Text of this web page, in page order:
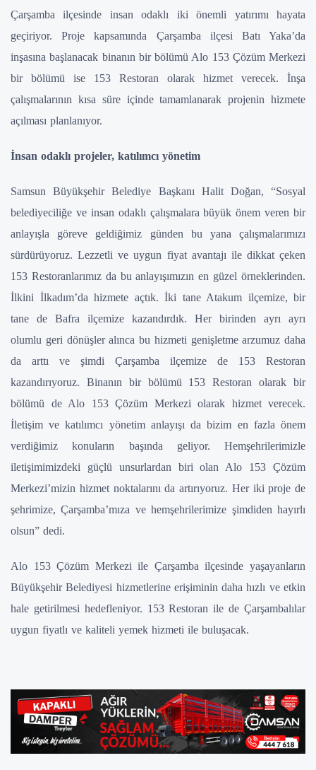
Çarşamba ilçesinde insan odaklı iki önemli yatırımı hayata
geçiriyor. Proje kapsamında Çarşamba ilçesi Batı Yaka’da
inşasına başlanacak binanın bir bölümü Alo 153 Çözüm Merkezi
bir bölümü ise 153 Restoran olarak hizmet verecek. İnşa
çalışmalarının kısa süre içinde tamamlanarak projenin hizmete
açılması planlanıyor.
İnsan odaklı projeler, katılımcı yönetim
Samsun Büyükşehir Belediye Başkanı Halit Doğan, “Sosyal
belediyeciliğe ve insan odaklı çalışmalara büyük önem veren bir
anlayışla göreve geldiğimiz günden bu yana çalışmalarımızı
sürdürüyoruz. Lezzetli ve uygun fiyat avantajı ile dikkat çeken
153 Restoranlarımız da bu anlayışımızın en güzel örneklerinden.
İlkini İlkadım’da hizmete açtık. İki tane Atakum ilçemize, bir
tane de Bafra ilçemize kazandırdık. Her birinden ayrı ayrı
olumlu geri dönüşler alınca bu hizmeti genişletme arzumuz daha
da arttı ve şimdi Çarşamba ilçemize de 153 Restoran
kazandırıyoruz. Binanın bir bölümü 153 Restoran olarak bir
bölümü de Alo 153 Çözüm Merkezi olarak hizmet verecek.
İletişim ve katılımcı yönetim anlayışı da bizim en fazla önem
verdiğimiz konuların başında geliyor. Hemşehrilerimizle
iletişimimizdeki güçlü unsurlardan biri olan Alo 153 Çözüm
Merkezi’mizin hizmet noktalarını da artırıyoruz. Her iki proje de
şehrimize, Çarşamba’mıza ve hemşehrilerimize şimdiden hayırlı
olsun” dedi.
Alo 153 Çözüm Merkezi ile Çarşamba ilçesinde yaşayanların
Büyükşehir Belediyesi hizmetlerine erişiminin daha hızlı ve etkin
hale getirilmesi hedefleniyor. 153 Restoran ile de Çarşambalılar
uygun fiyatlı ve kaliteli yemek hizmeti ile buluşacak.